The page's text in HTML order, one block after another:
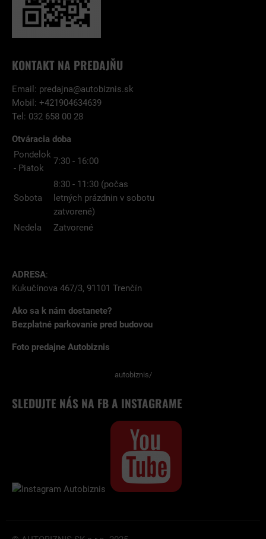
KONTAKT NA PREDAJŇU
Email: predajna@autobiznis.sk
Mobil: +421904634639
Tel: 032 658 00 28
Otváracia doba
Pondelok
- Piatok
7:30 - 16:00
Sobota
8:30 - 11:30 (počas
letných prázdnin v sobotu
zatvorené)
Nedela
Zatvorené
ADRESA:
Kukučínova 467/3, 91101 Trenčín
Ako sa k nám dostanete?
Bezplatné parkovanie pred budovou
Foto predajne Autobiznis
autobiznis/
SLEDUJTE NÁS NA FB A INSTAGRAME